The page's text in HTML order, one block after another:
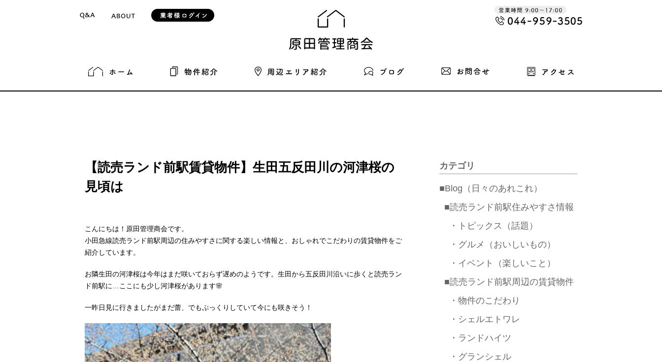
【読売ランド前駅賃貸物件】生田五反田川の河津桜の
見頃は
こんにちは！原田管理商会です。
小田急線読売ランド前駅周辺の住みやすさに関する楽しい情報と、おしゃれでこだわりの賃貸物件をご
紹介しています。
お隣生田の河津桜は今年はまだ咲いておらず遅めのようです。生田から五反田川沿いに歩くと読売ラン
ド前駅に…ここにも少し河津桜があります🌸
一昨日見に行きましたがまだ蕾、でもぷっくりしていて今にも咲きそう！
カテゴリ
■Blog（日々のあれこれ）
■読売ランド前駅住みやすさ情報
・トピックス（話題）
・グルメ（おいしいもの）
・イベント（楽しいこと）
■読売ランド前駅周辺の賃貸物件
・物件のこだわり
・シェルエトワレ
・ランドハイツ
・グランシェル